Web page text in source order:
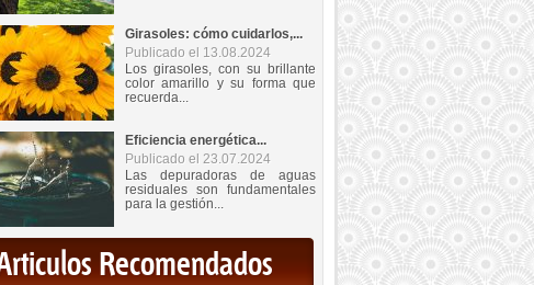
Girasoles: cómo cuidarlos,...
Publicado el 13.08.2024
Los girasoles, con su brillante
color amarillo y su forma que
recuerda...
Eficiencia energética...
Publicado el 23.07.2024
Las depuradoras de aguas
residuales son fundamentales
para la gestión...
Recomendados